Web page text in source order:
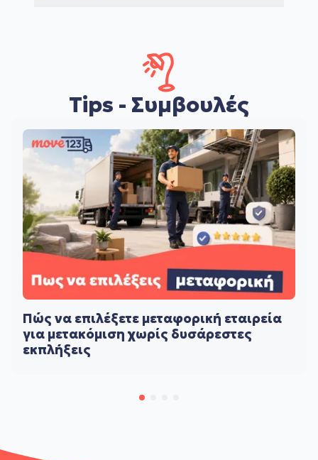
Tips - Συμβουλές
Πώς να επιλέξετε μεταφορική εταιρεία
για μετακόμιση χωρίς δυσάρεστες
εκπλήξεις